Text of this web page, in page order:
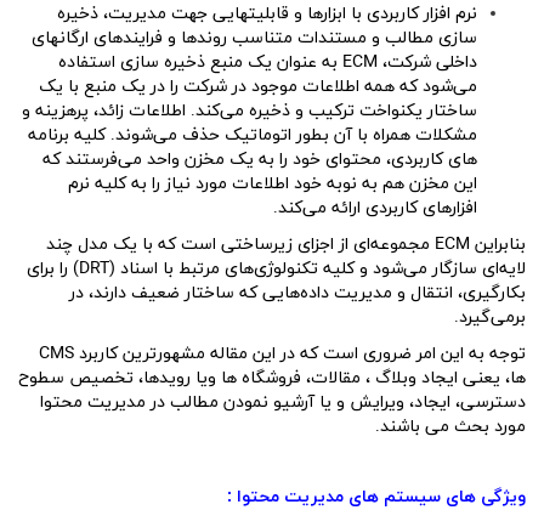
نرم افزار کاربردی با ابزارها و قابلیتهایی جهت مدیریت، ذخیره
سازی مطالب و مستندات متناسب روندها و فرایندهای ارگانهای
داخلی شرکت، ECM به عنوان یک منبع ذخیره سازی استفاده
می‌شود که همه اطلاعات موجود در شرکت را در یک منبع با یک
ساختار یکنواخت ترکیب و ذخیره می‌کند. اطلاعات زائد، پرهزینه و
مشکلات همراه با آن بطور اتوماتیک حذف می‌شوند. کلیه برنامه
های کاربردی، محتوای خود را به یک مخزن واحد می‌فرستند که
این مخزن هم به نوبه خود اطلاعات مورد نیاز را به کلیه نرم
افزارهای کاربردی ارائه می‌کند.
بنابراین ECM مجموعه‌ای از اجزای زیرساختی است که با یک مدل چند
لایه‌ای سازگار می‌شود و کلیه تکنولوژی‌های مرتبط با اسناد (DRT) را برای
بکارگیری، انتقال و مدیریت داده‌هایی که ساختار ضعیف دارند، در
برمی‌گیرد.
توجه به این امر ضروری است که در این مقاله مشهورترین کاربرد CMS
ها، یعنی ایجاد وبلاگ ، مقالات، فروشگاه ها ویا رویدها، تخصیص سطوح
دسترسی، ایجاد، ویرایش و یا آرشیو نمودن مطالب در مدیریت محتوا
مورد بحث می باشند.
ویژگی های سیستم های مدیریت محتوا :